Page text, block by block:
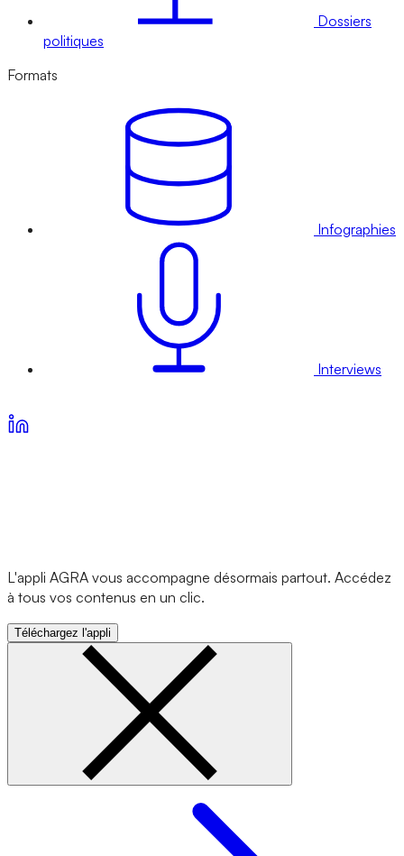
Dossiers
politiques
Formats
Infographies
Interviews
L'appli AGRA vous accompagne désormais partout. Accédez
à tous vos contenus en un clic.
Téléchargez l'appli